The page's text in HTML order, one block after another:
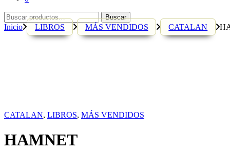
Buscar
por:
Buscar
Inicio LIBROS MÁS VENDIDOS CATALAN
CATALAN, LIBROS, MÁS VENDIDOS
HAMNET